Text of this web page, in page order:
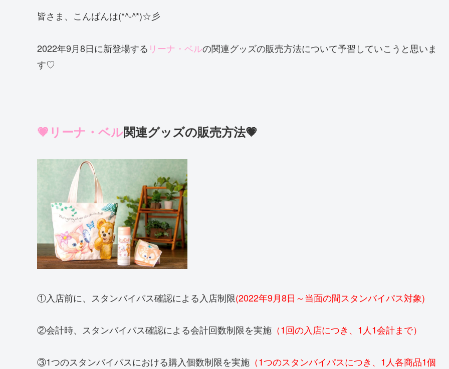
皆さま、こんばんは(*^-^*)☆彡
2022年9月8日に新登場する リーナ・ベルの関連グッズの販売方法について予習していこうと思いま
す♡
💗リーナ・ベル関連グッズの販売方法💗
①入店前に、スタンバイパス確認による入店制限(2022年9月8日～当面の間スタンバイパス対象)
②会計時、スタンバイパス確認による会計回数制限を実施 （1回の入店につき、1人1会計まで）
③1つのスタンバイパスにおける購入個数制限を実施 （1つのスタンバイパスにつき、1人各商品1個